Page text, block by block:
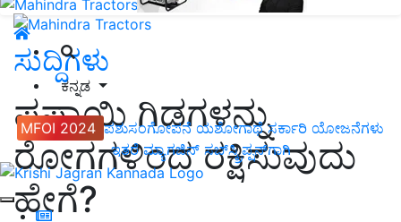
ಕನ್ನಡ
MFOI 2024 ಪಶುಸಂಗೋಪನೆ ಯಶೋಗಾಥೆ ಸರ್ಕಾರಿ ಯೋಜನೆಗಳು
ಇತರೆ ಮ್ಯಾಗಜಿನ್‌ ಸಬ್‌ಸ್ಕ್ರಿಪ್ಷನ್‌ಗಾಗಿ
ಸುದ್ದಿಗಳು
ಪಪ್ಪಾಯಿ ಗಿಡಗಳನ್ನು
ರೋಗಗಳಿಂದ ರಕ್ಷಿಸುವುದು
ಹೇಗೆ?